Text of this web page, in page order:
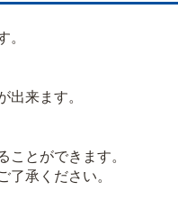
。
来ます。
とができます。
承ください。